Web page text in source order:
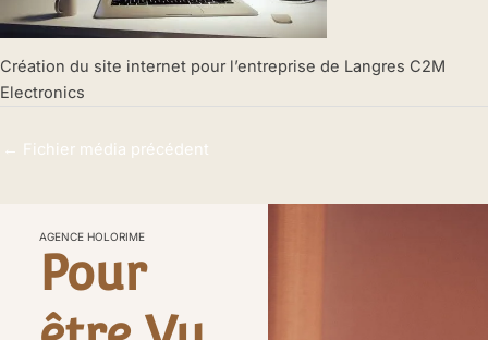
Création du site internet pour l’entreprise de Langres C2M
Electronics
← Fichier média précédent
AGENCE HOLORIME
Pour